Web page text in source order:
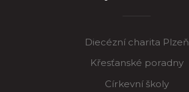
Diecézní charita Plzeň
Křesťanské poradny
Církevní školy